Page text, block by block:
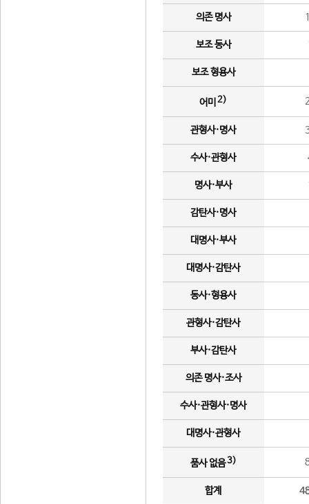
의존 명사
보조 동사
보조 형용사
어미 2)
관형사·명사
수사·관형사
명사·부사
감탄사·명사
대명사·부사
대명사·감탄사
동사·형용사
관형사·감탄사
부사·감탄사
의존 명사·조사
수사·관형사·명사
대명사·관형사
품사 없음3)
합계